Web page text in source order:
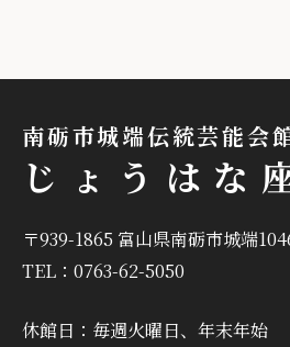
南砺市城端伝統芸能会
じょうはな
〒939-1865 富山県南砺市城端
TEL：0763-62-5050
休館日：毎週火曜日、年末年始